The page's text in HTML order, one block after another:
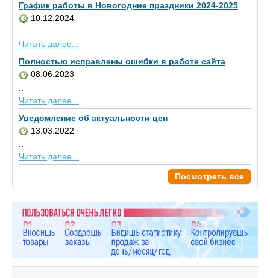
График работы в Новогодние праздники 2024-2025
10.12.2024
..
Читать далее...
Полностью исправлены ошибки в работе сайта
08.06.2023
Читать далее...
Уведомление об актуальности цен
13.03.2022
Читать далее...
Посмотреть все